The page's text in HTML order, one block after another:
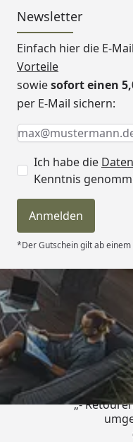
Newsletter
Einfach hier die E-
Vorteile
sowiesofort einen
per E-Mail sichern:
Keine Eingabe
Eingabe erforderlich
E-Mail *
Ich habe die
Kenntnis
Anmelden
*Der Gutschein gilt ab
„-